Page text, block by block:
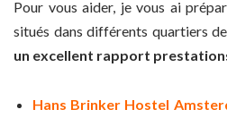
Pour vous aider, je vous ai
situés dans différents quartiers
un excellent rapport
Hans Brinker Hostel